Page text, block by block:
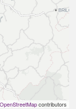
OpenStreetMapcontributors